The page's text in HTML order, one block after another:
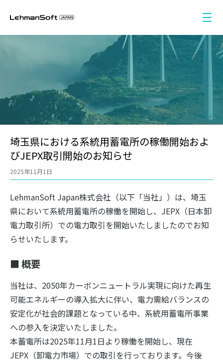
系統用蓄電池アグリゲーター・運用代行
小売電力サービス
分散型蓄電池アグリゲーション事業
EMSサービス
系統用蓄電所 投資・開発事業
NEWS
蓄電池シミュレーション
問い合わせ
Language
中文
日本語
埼玉県における系統用蓄電所の稼働開始およ
びJEPX取引開始のお知らせ
2025年11月1日
LehmanSoft Japan株式会社（以下「当社」）は、埼玉
県において系統用蓄電所の稼働を開始し、JEPX（日本卸
電力取引所）での電力取引を開始いたしましたのでお知
らせいたします。
■ 概要
当社は、2050年カーボンニュートラル実現に向けた再生
可能エネルギーの導入拡大に伴い、電力需給バランスの
安定化が社会的課題となっている中、系統用蓄電所事業
への参入を決定いたしました。
本蓄電所は2025年11月1日より稼働を開始し、現在
JEPX（卸電力市場）での取引を行っております。今後